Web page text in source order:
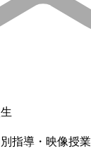
指導・映像授業